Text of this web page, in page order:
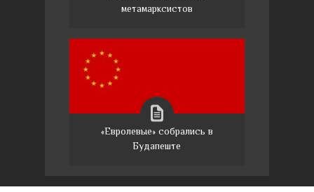
метамарксистов
«Евролевые» собрались в
Будапеште